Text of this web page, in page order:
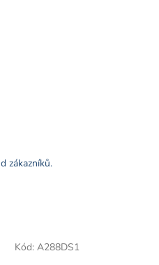
zákazníků.
Kód: A288DS1